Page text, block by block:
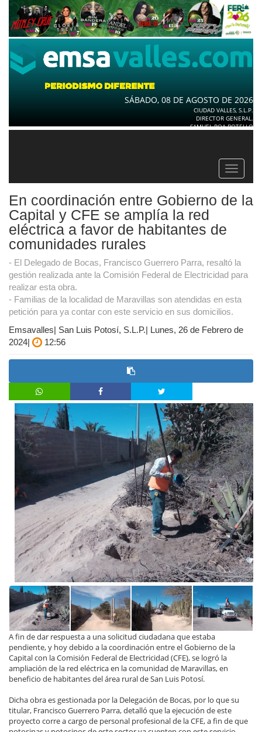
SÁBADO, 08 DE AGOSTO DE 2026
CIUDAD VALLES, S.L.P.
DIRECTOR GENERAL.
SAMUEL ROA BOTELLO
Toggle
En coordinación entre Gobierno de la
Capital y CFE se amplía la red
eléctrica a favor de habitantes de
comunidades rurales
- El Delegado de Bocas, Francisco Guerrero Parra, resaltó la
gestión realizada ante la Comisión Federal de Electricidad para
realizar esta obra.
- Familias de la localidad de Maravillas son atendidas en esta
petición para ya contar con este servicio en sus domicilios.
Emsavalles| San Luis Potosí, S.L.P.| Lunes, 26 de Febrero de
2024|
12:56
A fin de dar respuesta a una solicitud ciudadana que estaba
pendiente, y hoy debido a la coordinación entre el Gobierno de la
Capital con la Comisión Federal de Electricidad (CFE), se logró la
ampliación de la red eléctrica en la comunidad de Maravillas, en
beneficio de habitantes del área rural de San Luis Potosí.
Dicha obra es gestionada por la Delegación de Bocas, por lo que su
titular, Francisco Guerrero Parra, detalló que la ejecución de este
proyecto corre a cargo de personal profesional de la CFE, a fin de que